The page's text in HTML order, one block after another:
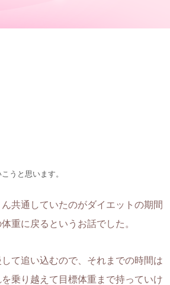
うと思います。
共通していたのがダイエットの期間
重に戻るというお話でした。
て追い込むので、それまでの時間は
乗り越えて目標体重まで持っていけ